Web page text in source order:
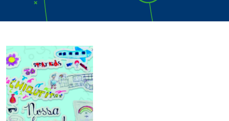
Atendimento ao Estudante
A
Unoesc
Internacionalização